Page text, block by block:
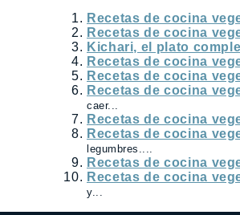
Recetas de cocina
Recetas de cocina
Kichari, el plato
Recetas de cocina
Recetas de cocina
Recetas de cocina
caer...
Recetas de cocina
Recetas de cocina
legumbres....
Recetas de cocina
Recetas de cocina
y...